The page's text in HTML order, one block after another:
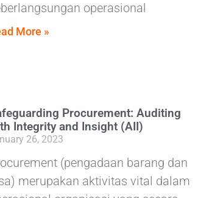
operasional
More »
Procurement: Auditing
Integrity and Insight (AII)
26, 2023
(pengadaan barang dan
merupakan aktivitas vital dalam